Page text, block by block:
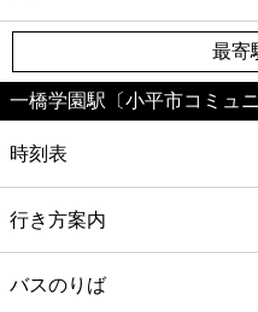
最寄
一橋学園駅〔小平市コミュ
時刻表
行き方案内
バスのりば